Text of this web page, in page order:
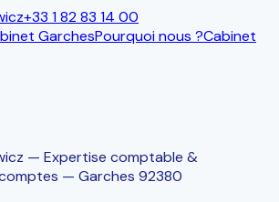
+33 1 82 83 14 00
GarchesPourquoi nous ?Cabinet
— Expertise comptable &
— Garches 92380